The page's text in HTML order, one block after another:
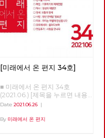
[미래에서 온 편지 34호]
■ 미래에서 온 편지 34호
(2021.06.) [제목을 누르면 내용
을 볼 수 있습니다.] □ 편지를 띄
전환 □ 역사 : 경성의 재발견 □
Date 2021.06.26|
By 미래에서 온 편지